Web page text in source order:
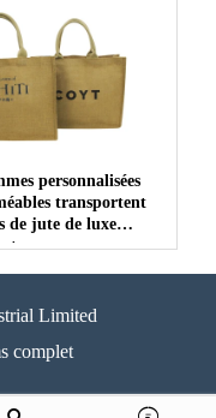
personnalisées
transportent
de jute de luxe
Limited
complet